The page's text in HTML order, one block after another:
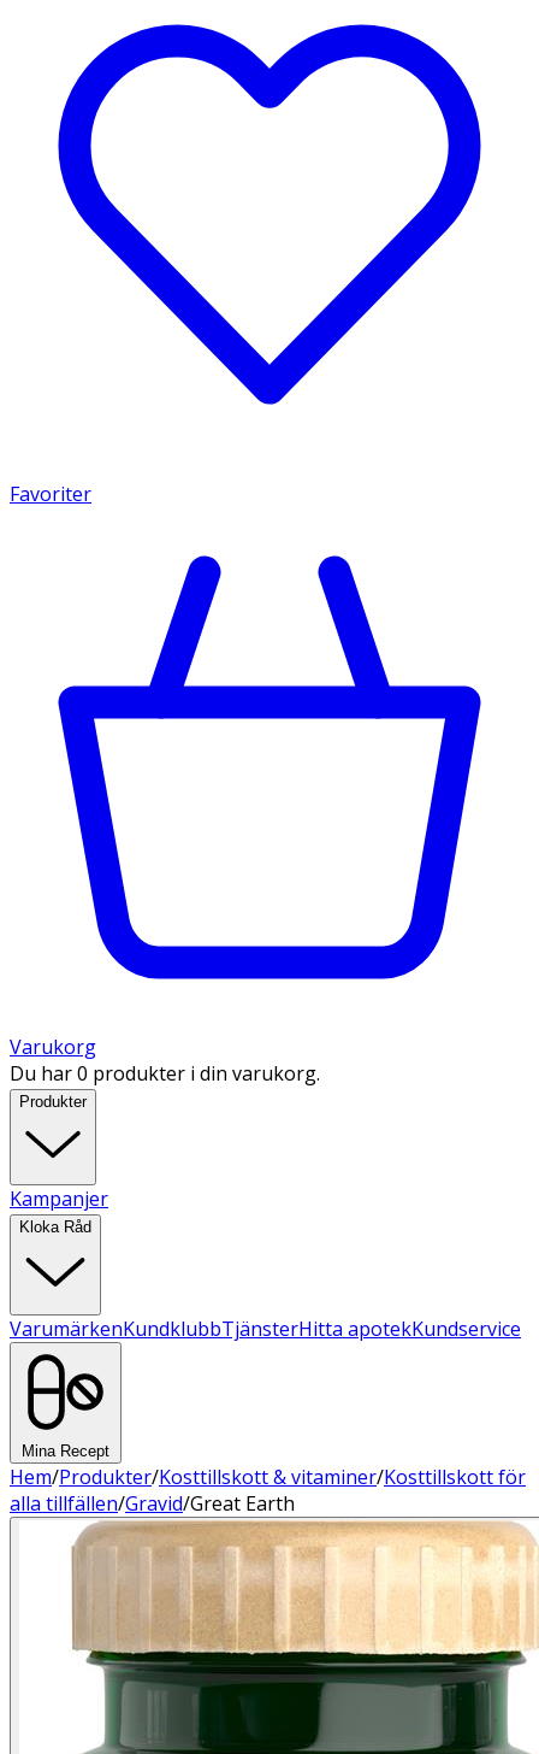
Favoriter
Varukorg
Du har 0 produkter i din varukorg.
Produkter
Kampanjer
Kloka Råd
VarumärkenKundklubbTjänsterHitta apotekKundservice
Mina Recept
Hem/Produkter/Kosttillskott & vitaminer/Kosttillskott för
alla tillfällen/Gravid/Great Earth